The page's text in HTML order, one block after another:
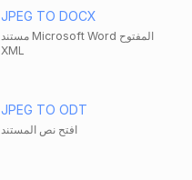
JPEG TO DOCX
مستند Microsoft Word المفتوح
XML
JPEG TO ODT
افتح نص المستند